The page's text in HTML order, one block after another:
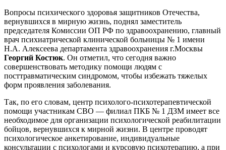
Вопросы психического здоровья защитников Отечества,
вернувшихся в мирную жизнь, поднял заместитель
председателя Комиссии ОП РФ по здравоохранению, главный
врач психиатрической клинической больницы № 1 имени
Н.А. Алексеева департамента здравоохранения г.Москвы
Георгий Костюк. Он отметил, что сегодня важно
совершенствовать методику помощи людям с
посттравматическим синдромом, чтобы избежать тяжелых
форм проявления заболевания.
Так, по его словам, центр психолого-психотерапевтической
помощи участникам СВО — филиал ПКБ № 1 ДЗМ имеет все
необходимое для организации психологической реабилитации
бойцов, вернувшихся к мирной жизни. В центре проводят
психологическое анкетирование, индивидуальные
консультации с психологами и курсовую психотерапию, а при